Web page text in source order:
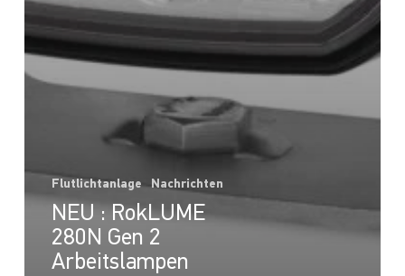
Flutlichtanlage Nachrichten
NEU : RokLUME
280N Gen 2
Arbeitslampen